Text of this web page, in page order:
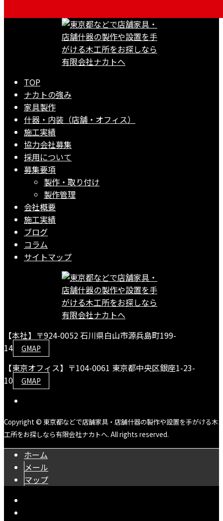
TOP
ナカトの強み
家具製作
什器・内装（店舗・オフィス）
施工実績
協力会社募集
採用について
募集要項
製作・取り付け
製作管理
会社概要
施工実績
ブログ
コラム
サイトマップ
【本社】〒924-0052 石川県白山市源兵島町199-
14
GMAP
【東京オフィス】〒104-0061 東京都中央区銀座1-23-
10
GMAP
Copyright © 東京都などで店舗家具・店舗什器の製作や設置を手がける木
工所をお探しなら有限会社ナカトへ. All rights reserved.
ホーム
メール
マップ